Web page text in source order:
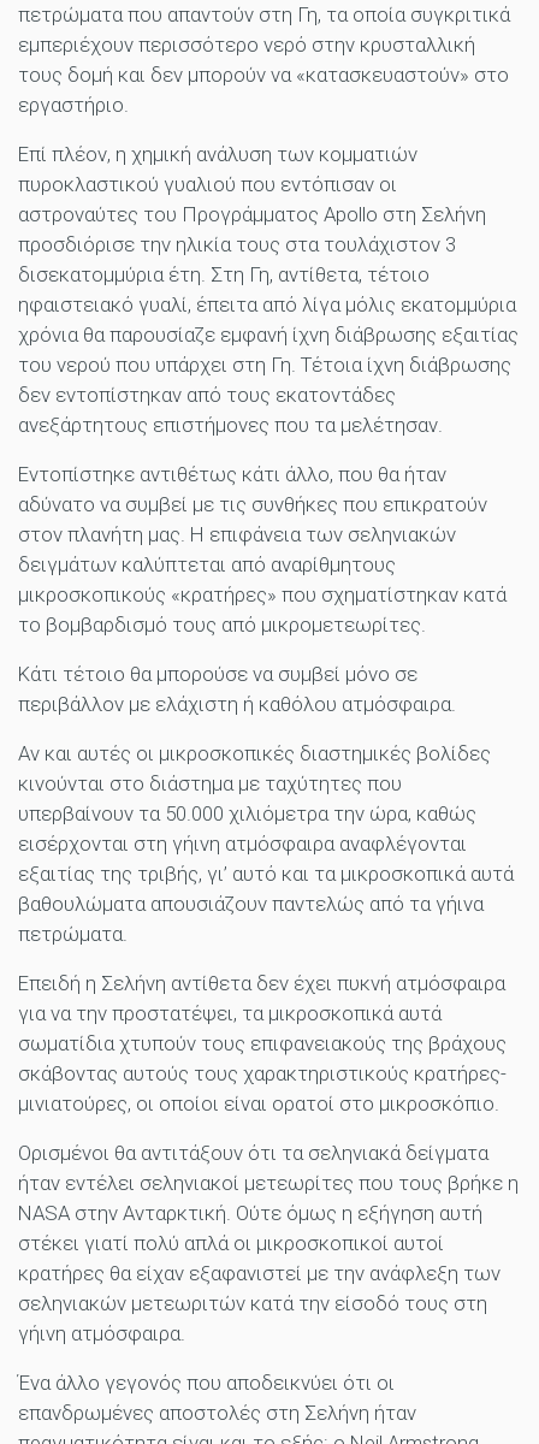
πετρώματα που απαντούν στη Γη, τα οποία συγκριτικά
εμπεριέχουν περισσότερο νερό στην κρυσταλλική
τους δομή και δεν μπορούν να «κατασκευαστούν» στο
εργαστήριο.
Επί πλέον, η χημική ανάλυση των κομματιών
πυροκλαστικού γυαλιού που εντόπισαν οι
αστροναύτες του Προγράμματος Apollo στη Σελήνη
προσδιόρισε την ηλικία τους στα τουλάχιστον 3
δισεκατομμύρια έτη. Στη Γη, αντίθετα, τέτοιο
ηφαιστειακό γυαλί, έπειτα από λίγα μόλις εκατομμύρια
χρόνια θα παρουσίαζε εμφανή ίχνη διάβρωσης εξαιτίας
του νερού που υπάρχει στη Γη. Τέτοια ίχνη διάβρωσης
δεν εντοπίστηκαν από τους εκατοντάδες
ανεξάρτητους επιστήμονες που τα μελέτησαν.
Εντοπίστηκε αντιθέτως κάτι άλλο, που θα ήταν
αδύνατο να συμβεί με τις συνθήκες που επικρατούν
στον πλανήτη μας. Η επιφάνεια των σεληνιακών
δειγμάτων καλύπτεται από αναρίθμητους
μικροσκοπικούς «κρατήρες» που σχηματίστηκαν κατά
το βομβαρδισμό τους από μικρομετεωρίτες.
Κάτι τέτοιο θα μπορούσε να συμβεί μόνο σε
περιβάλλον με ελάχιστη ή καθόλου ατμόσφαιρα.
Αν και αυτές οι μικροσκοπικές διαστημικές βολίδες
κινούνται στο διάστημα με ταχύτητες που
υπερβαίνουν τα 50.000 χιλιόμετρα την ώρα, καθώς
εισέρχονται στη γήινη ατμόσφαιρα αναφλέγονται
εξαιτίας της τριβής, γι’ αυτό και τα μικροσκοπικά αυτά
βαθουλώματα απουσιάζουν παντελώς από τα γήινα
πετρώματα.
Επειδή η Σελήνη αντίθετα δεν έχει πυκνή ατμόσφαιρα
για να την προστατέψει, τα μικροσκοπικά αυτά
σωματίδια χτυπούν τους επιφανειακούς της βράχους
σκάβοντας αυτούς τους χαρακτηριστικούς κρατήρες-
μινιατούρες, οι οποίοι είναι ορατοί στο μικροσκόπιο.
Ορισμένοι θα αντιτάξουν ότι τα σεληνιακά δείγματα
ήταν εντέλει σεληνιακοί μετεωρίτες που τους βρήκε η
NASA στην Ανταρκτική. Ούτε όμως η εξήγηση αυτή
στέκει γιατί πολύ απλά οι μικροσκοπικοί αυτοί
κρατήρες θα είχαν εξαφανιστεί με την ανάφλεξη των
σεληνιακών μετεωριτών κατά την είσοδό τους στη
γήινη ατμόσφαιρα.
Ένα άλλο γεγονός που αποδεικνύει ότι οι
επανδρωμένες αποστολές στη Σελήνη ήταν